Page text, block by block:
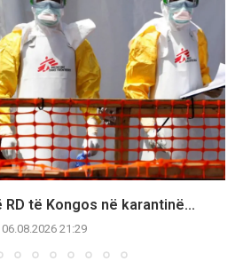
RD të Kongos në karantinë...
06.08.2026 21:29